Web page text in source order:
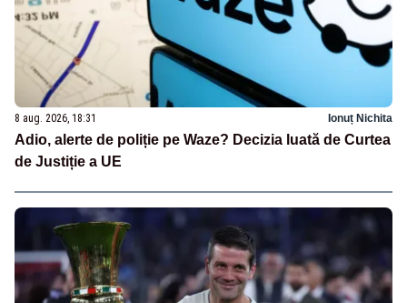
8 aug. 2026, 18:31 Ionuț Nichita
Adio, alerte de poliție pe Waze? Decizia luată de Curtea
de Justiție a UE